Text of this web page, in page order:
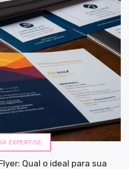
EXPERTISE
Qual o ideal para sua